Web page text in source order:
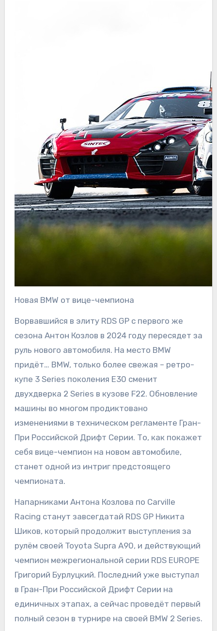
Новая BMW от вице-чемпиона
Ворвавшийся в элиту RDS GP с первого же
сезона Антон Козлов в 2024 году пересядет за
руль нового автомобиля. На место BMW
придёт… BMW, только более свежая – ретро-
купе 3 Series поколения E30 сменит
двухдверка 2 Series в кузове F22. Обновление
машины во многом продиктовано
изменениями в техническом регламенте Гран-
При Российской Дрифт Серии. То, как покажет
себя вице-чемпион на новом автомобиле,
станет одной из интриг предстоящего
чемпионата.
Напарниками Антона Козлова по Carville
Racing станут завсегдатай RDS GP Никита
Шиков, который продолжит выступления за
рулём своей Toyota Supra A90, и действующий
чемпион межрегиональной серии RDS EUROPE
Григорий Бурлуцкий. Последний уже выступал
в Гран-При Российской Дрифт Серии на
единичных этапах, а сейчас проведёт первый
полный сезон в турнире на своей BMW 2 Series.